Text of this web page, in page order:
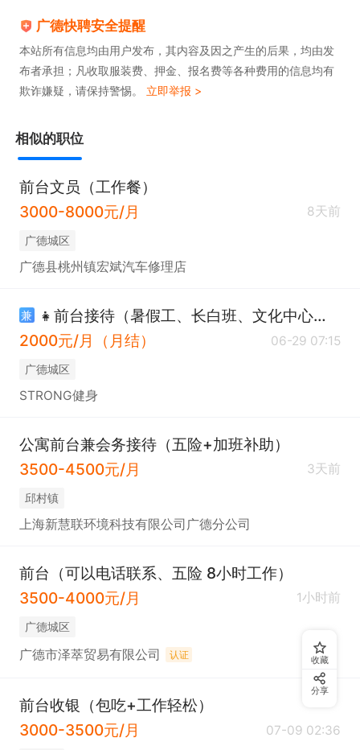
广德快聘安全提醒
本站所有信息均由用户发布，其内容及因之产生的后果，均由发
布者承担；凡收取服装费、押金、报名费等各种费用的信息均有
欺诈嫌疑，请保持警惕。 立即举报 >
相似的职位
前台文员（工作餐）
3000-8000元/月
8天前
广德城区
广德县桃州镇宏斌汽车修理店
兼
👧前台接待（暑假工、长白班、文化中心店）
2000元/月（月结）
06-29 07:15
广德城区
STRONG健身
公寓前台兼会务接待（五险+加班补助）
3500-4500元/月
3天前
邱村镇
上海新慧联环境科技有限公司广德分公司
前台（可以电话联系、五险 8小时工作）
3500-4000元/月
1小时前
广德城区
广德市泽萃贸易有限公司 认证
前台收银（包吃+工作轻松）
3000-3500元/月
07-09 02:36
收藏
分享